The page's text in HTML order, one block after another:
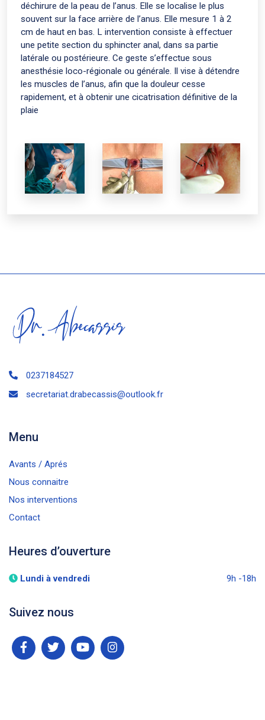
déchirure de la peau de l’anus. Elle se localise le plus
souvent sur la face arrière de l’anus. Elle mesure 1 à 2
cm de haut en bas. L intervention consiste à effectuer
une petite section du sphincter anal, dans sa partie
latérale ou postérieure. Ce geste s’effectue sous
anesthésie loco-régionale ou générale. Il vise à détendre
les muscles de l’anus, afin que la douleur cesse
rapidement, et à obtenir une cicatrisation définitive de la
plaie
0237184527
secretariat.drabecassis@outlook.fr
Menu
Avants / Aprés
Nous connaitre
Nos interventions
Contact
Heures d’ouverture
Lundi à vendredi 9h -18h
Suivez nous